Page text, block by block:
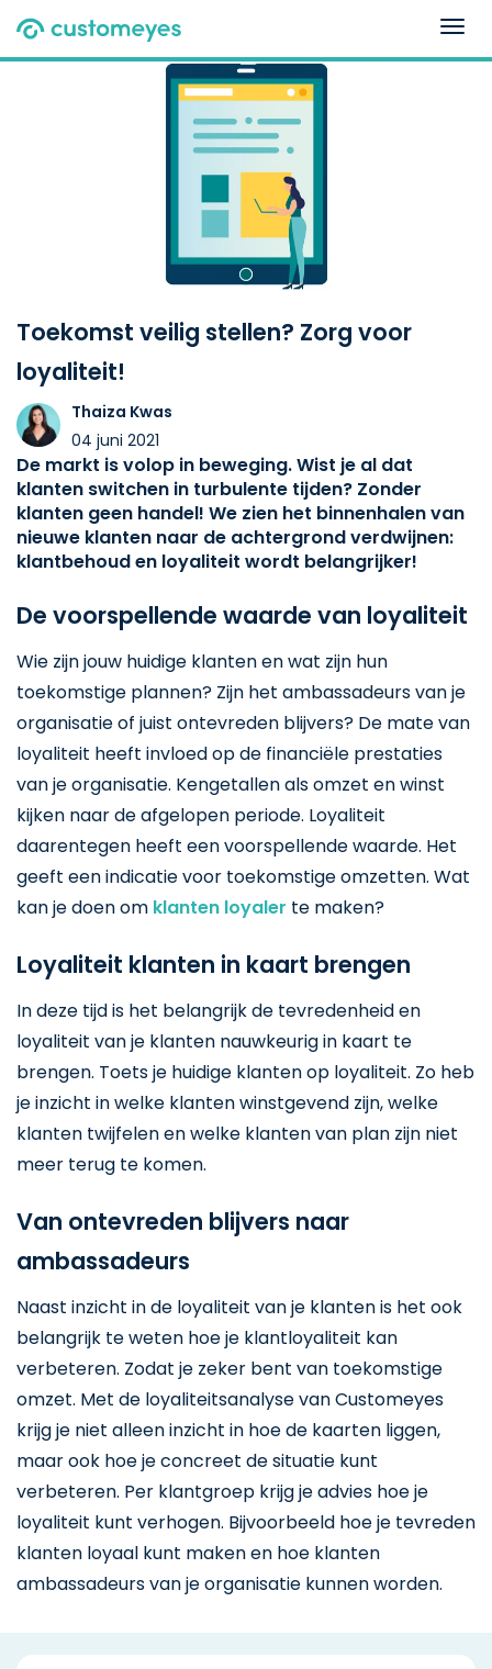
Toekomst veilig stellen? Zorg voor
loyaliteit!
Thaiza Kwas
04 juni 2021
De markt is volop in beweging. Wist je al dat
klanten switchen in turbulente tijden? Zonder
klanten geen handel! We zien het binnenhalen van
nieuwe klanten naar de achtergrond verdwijnen:
klantbehoud en loyaliteit wordt belangrijker!
De voorspellende waarde van loyaliteit
Wie zijn jouw huidige klanten en wat zijn hun
toekomstige plannen? Zijn het ambassadeurs van je
organisatie of juist ontevreden blijvers? De mate van
loyaliteit heeft invloed op de financiële prestaties
van je organisatie. Kengetallen als omzet en winst
kijken naar de afgelopen periode. Loyaliteit
daarentegen heeft een voorspellende waarde. Het
geeft een indicatie voor toekomstige omzetten. Wat
kan je doen om klanten loyaler te maken?
Loyaliteit klanten in kaart brengen
In deze tijd is het belangrijk de tevredenheid en
loyaliteit van je klanten nauwkeurig in kaart te
brengen. Toets je huidige klanten op loyaliteit. Zo heb
je inzicht in welke klanten winstgevend zijn, welke
klanten twijfelen en welke klanten van plan zijn niet
meer terug te komen.
Van ontevreden blijvers naar
ambassadeurs
Naast inzicht in de loyaliteit van je klanten is het ook
belangrijk te weten hoe je klantloyaliteit kan
verbeteren. Zodat je zeker bent van toekomstige
omzet. Met de loyaliteitsanalyse van Customeyes
krijg je niet alleen inzicht in hoe de kaarten liggen,
maar ook hoe je concreet de situatie kunt
verbeteren. Per klantgroep krijg je advies hoe je
loyaliteit kunt verhogen. Bijvoorbeeld hoe je tevreden
klanten loyaal kunt maken en hoe klanten
ambassadeurs van je organisatie kunnen worden.